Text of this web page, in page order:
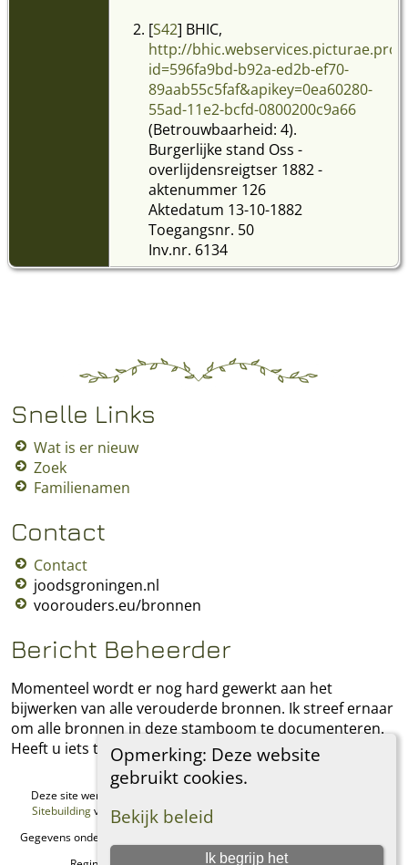
Opmerking: Deze website
gebruikt cookies.
Bekijk beleid
Ik begrijp het
[S42] BHIC,
http://bhic.webservices.picturae.pro/
id=596fa9bd-b92a-ed2b-ef70-
89aab55c5faf&apikey=0ea60280-
55ad-11e2-bcfd-0800200c9a66
(Betrouwbaarheid: 4).
Burgerlijke stand Oss -
overlijdensreigtser 1882 -
aktenummer 126
Aktedatum 13-10-1882
Toegangsnr. 50
Inv.nr. 6134
Snelle Links
Wat is er nieuw
Zoek
Familienamen
Contact
Contact
joodsgroningen.nl
voorouders.eu/bronnen
Bericht Beheerder
Momenteel wordt er nog hard gewerkt aan het
bijwerken van alle verouderde bronnen. Ik streef ernaar
om alle bronnen in deze stamboom te documenteren.
Heeft u iets toe te voegen, laat het mij dan weten.
Deze site werd aangemaakt door
Sitebuildingv. 15.0.1, geschreven door Darrin Lythgoe © 2001-2026.
Gegevens onderhouden door